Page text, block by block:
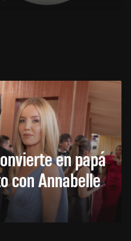
en papá
con Annabelle